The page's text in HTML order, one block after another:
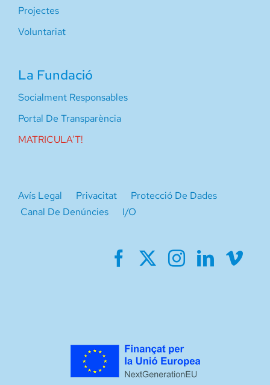
Projectes
Voluntariat
La Fundació
Socialment Responsables
Portal De Transparència
MATRICULA’T!
Avís Legal Privacitat
Protecció De Dades
Canal De Denúncies
I/O